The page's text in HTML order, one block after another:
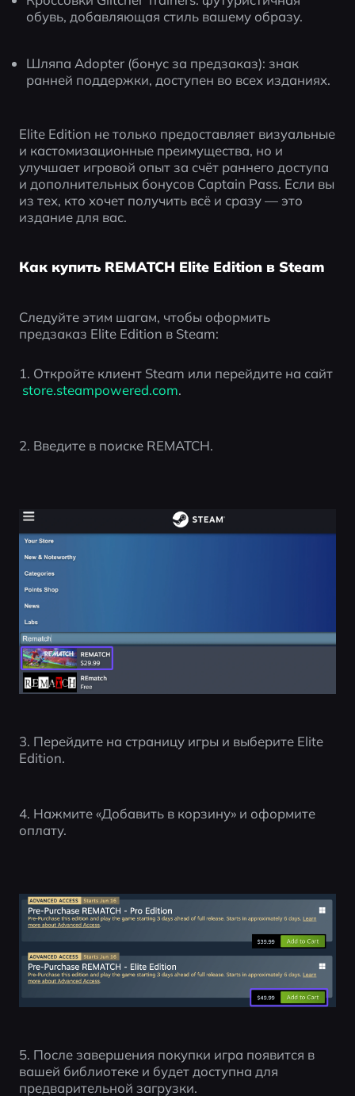
обувь, добавляющая стиль вашему образу.
Шляпа Adopter (бонус за предзаказ): знак
ранней поддержки, доступен во всех изданиях.
Elite Edition не только предоставляет визуальные
и кастомизационные преимущества, но и
улучшает игровой опыт за счёт раннего доступа
и дополнительных бонусов Captain Pass. Если вы
из тех, кто хочет получить всё и сразу — это
издание для вас.
Как купить REMATCH Elite Edition в Steam
Следуйте этим шагам, чтобы оформить
предзаказ Elite Edition в Steam:
1. Откройте клиент Steam или перейдите на сайт
store.steampowered.com.
2. Введите в поиске REMATCH.
3. Перейдите на страницу игры и выберите Elite
Edition.
4. Нажмите «Добавить в корзину» и оформите
оплату.
5. После завершения покупки игра появится в
вашей библиотеке и будет доступна для
предварительной загрузки.